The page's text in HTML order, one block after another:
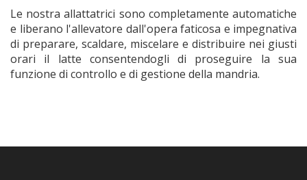
Le nostra allattatrici sono completamente automatiche
e liberano l'allevatore dall'opera faticosa e impegnativa
di preparare, scaldare, miscelare e distribuire nei giusti
orari il latte consentendogli di proseguire la sua
funzione di controllo e di gestione della mandria.